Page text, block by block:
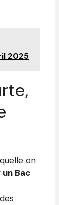
2025
on
Bac